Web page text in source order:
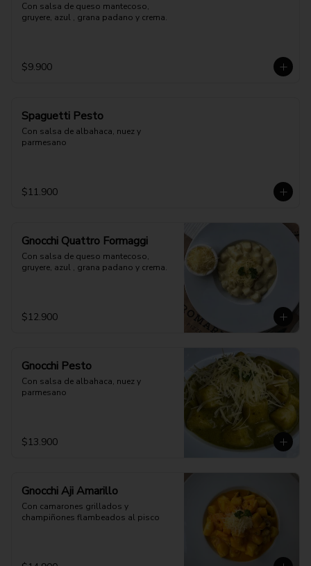
Con salsa de queso mantecoso,
gruyere, azul , grana padano y crema.
$9.900
Spaguetti Pesto
Con salsa de albahaca, nuez y
parmesano
$11.900
Gnocchi Quattro Formaggi
Con salsa de queso mantecoso,
gruyere, azul , grana padano y crema.
$12.900
Gnocchi Pesto
Con salsa de albahaca, nuez y
parmesano
$13.900
Gnocchi Aji Amarillo
Con camarones grillados y
champiñones flambeados al pisco